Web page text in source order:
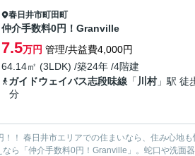
春日井市町田町
仲介手数料0円！Granville
7.5万円 管理/共益費4,000円
64.14㎡ (3LDK) /築24年 /4階建
ガイドウェイバス志段味線 「 川村」駅 徒
分
！！ 春日井市エリアでの住まいなら、住み心地
ら「仲介手数料0円！Granville」。蛇口や洗面